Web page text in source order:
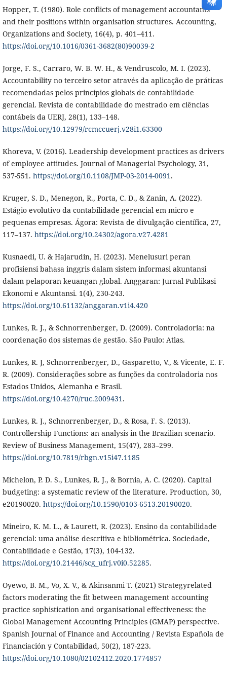
Hopper, T. (1980). Role conflicts of management accountants
and their positions within organisation structures. Accounting,
Organizations and Society, 16(4), p. 401–411.
https://doi.org/10.1016/0361-3682(80)90039-2
Jorge, F. S., Carraro, W. B. W. H., & Vendruscolo, M. I. (2023).
Accountability no terceiro setor através da aplicação de práticas
recomendadas pelos princípios globais de contabilidade
gerencial. Revista de contabilidade do mestrado em ciências
contábeis da UERJ, 28(1), 133–148.
https://doi.org/10.12979/rcmccuerj.v28i1.63300
Khoreva, V. (2016). Leadership development practices as drivers
of employee attitudes. Journal of Managerial Psychology, 31,
537-551. https://doi.org/10.1108/JMP-03-2014-0091.
Kruger, S. D., Menegon, R., Porta, C. D., & Zanin, A. (2022).
Estágio evolutivo da contabilidade gerencial em micro e
pequenas empresas. Ágora: Revista de divulgação científica, 27,
117–137. https://doi.org/10.24302/agora.v27.4281
Kusnaedi, U. & Hajarudin, H. (2023). Menelusuri peran
profisiensi bahasa inggris dalam sistem informasi akuntansi
dalam pelaporan keuangan global. Anggaran: Jurnal Publikasi
Ekonomi e Akuntansi. 1(4), 230-243.
https://doi.org/10.61132/anggaran.v1i4.420
Lunkes, R. J., & Schnorrenberger, D. (2009). Controladoria: na
coordenação dos sistemas de gestão. São Paulo: Atlas.
Lunkes, R. J, Schnorrenberger, D., Gasparetto, V., & Vicente, E. F.
R. (2009). Considerações sobre as funções da controladoria nos
Estados Unidos, Alemanha e Brasil.
https://doi.org/10.4270/ruc.2009431.
Lunkes, R. J., Schnorrenberger, D., & Rosa, F. S. (2013).
Controllership Functions: an analysis in the Brazilian scenario.
Review of Business Management, 15(47), 283–299.
https://doi.org/10.7819/rbgn.v15i47.1185
Michelon, P. D. S., Lunkes, R. J., & Bornia, A. C. (2020). Capital
budgeting: a systematic review of the literature. Production, 30,
e20190020. https://doi.org/10.1590/0103-6513.20190020.
Mineiro, K. M. L., & Laurett, R. (2023). Ensino da contabilidade
gerencial: uma análise descritiva e bibliométrica. Sociedade,
Contabilidade e Gestão, 17(3), 104-132.
https://doi.org/10.21446/scg_ufrj.v0i0.52285.
Oyewo, B. M., Vo, X. V., & Akinsanmi T. (2021) Strategyrelated
factors moderating the fit between management accounting
practice sophistication and organisational effectiveness: the
Global Management Accounting Principles (GMAP) perspective.
Spanish Journal of Finance and Accounting / Revista Española de
Financiación y Contabilidad, 50(2), 187-223.
https://doi.org/10.1080/02102412.2020.1774857